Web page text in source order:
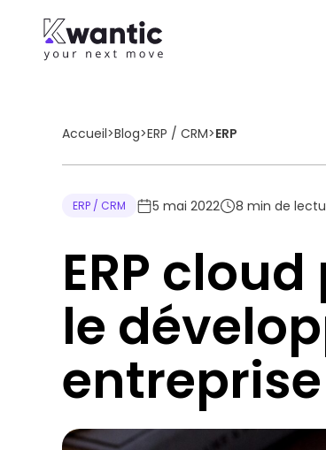
Accueil>Blog>ERP / CRM>ERP
ERP / CRM 5 mai 2022 8 min de
ERP
le
entreprise